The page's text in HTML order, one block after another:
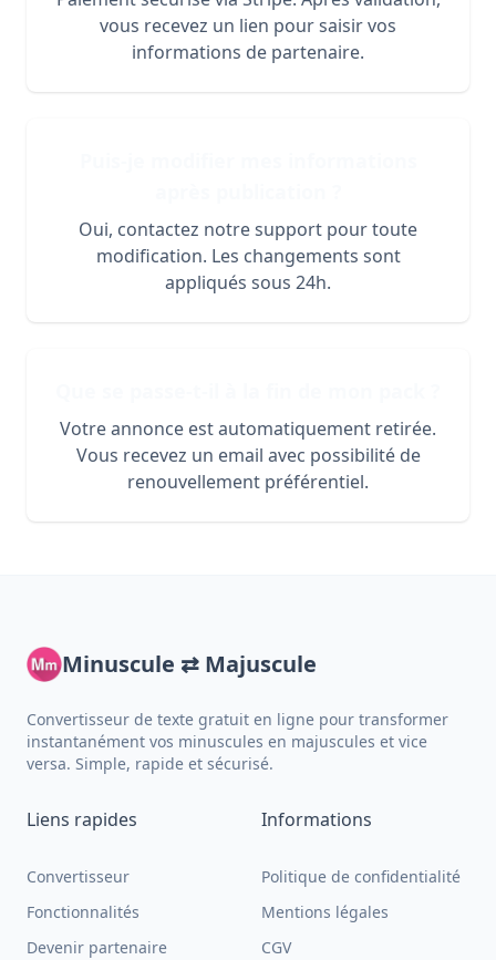
vous recevez un lien pour saisir vos
informations de partenaire.
Oui, contactez notre support pour toute
modification. Les changements sont
appliqués sous 24h.
Votre annonce est automatiquement retirée.
Vous recevez un email avec possibilité de
renouvellement préférentiel.
Minuscule ⇄ Majuscule
Convertisseur de texte gratuit en ligne pour transformer
instantanément vos minuscules en majuscules et vice
versa. Simple, rapide et sécurisé.
Liens rapides
Convertisseur
Fonctionnalités
Devenir partenaire
Informations
Politique de confidentialité
Mentions légales
CGV